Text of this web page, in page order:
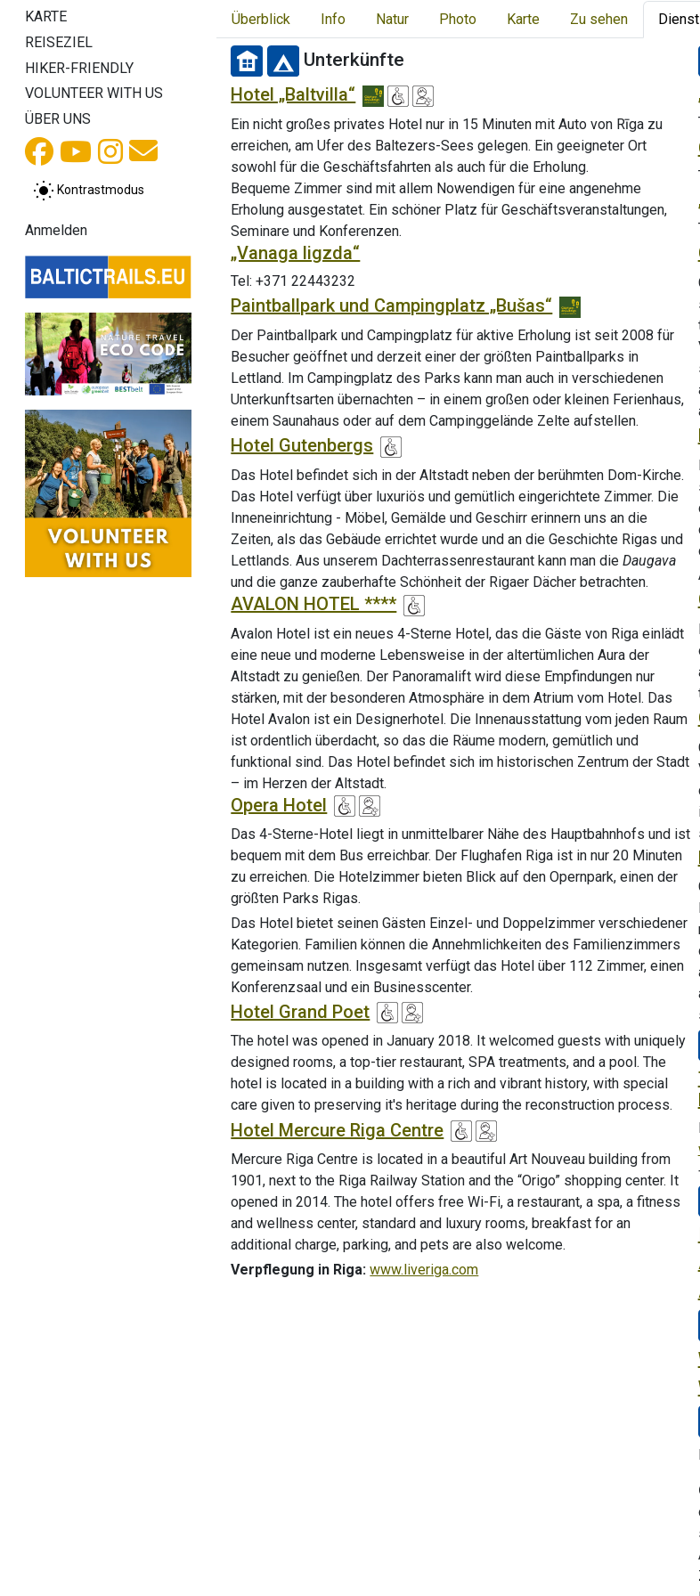
KARTE
REISEZIEL
HIKER-FRIENDLY
VOLUNTEER WITH US
ÜBER UNS
Kontrastmodus
Anmelden
Überblick Info Natur Photo Karte Zu sehen
Unterkünfte
Hotel „Baltvilla“
Ein nicht großes privates Hotel nur in 15 Minuten mit Auto von Rīga zu
erreichen, am Ufer des Baltezers-Sees gelegen. Ein geeigneter Ort
sowohl für die Geschäftsfahrten als auch für die Erholung.
Bequeme Zimmer sind mit allem Nowendigen für eine angenehme
Erholung ausgestatet. Ein schöner Platz für Geschäftsveranstaltungen,
Seminare und Konferenzen.
„Vanaga ligzda“
Tel: +371 22443232
Paintballpark und Campingplatz „Bušas“
Der Paintballpark und Campingplatz für aktive Erholung ist seit 2008 für
Besucher geöffnet und derzeit einer der größten Paintballparks in
Lettland. Im Campingplatz des Parks kann man auch in verschiedenen
Unterkunftsarten übernachten – in einem großen oder kleinen Ferienhaus,
einem Saunahaus oder auf dem Campinggelände Zelte aufstellen.
Hotel Gutenbergs
Das Hotel befindet sich in der Altstadt neben der berühmten Dom-Kirche.
Das Hotel verfügt über luxuriös und gemütlich eingerichtete Zimmer. Die
Inneneinrichtung - Möbel, Gemälde und Geschirr erinnern uns an die
Zeiten, als das Gebäude errichtet wurde und an die Geschichte Rigas und
Lettlands. Aus unserem Dachterrassenrestaurant kann man dieDaugava
und die ganze zauberhafte Schönheit der Rigaer Dächer betrachten.
AVALON HOTEL ****
Avalon Hotel ist ein neues 4-Sterne Hotel, das die Gäste von Riga einlädt
eine neue und moderne Lebensweise in der altertümlichen Aura der
Altstadt zu genießen. Der Panoramalift wird diese Empfindungen nur
stärken, mit der besonderen Atmosphäre in dem Atrium vom Hotel. Das
Hotel Avalon ist ein Designerhotel. Die Innenausstattung vom jeden Raum
ist ordentlich überdacht, so das die Räume modern, gemütlich und
funktional sind. Das Hotel befindet sich im historischen Zentrum der Stadt
– im Herzen der Altstadt.
Opera Hotel
Das 4-Sterne-Hotel liegt in unmittelbarer Nähe des Hauptbahnhofs und ist
bequem mit dem Bus erreichbar. Der Flughafen Riga ist in nur 20 Minuten
zu erreichen. Die Hotelzimmer bieten Blick auf den Opernpark, einen der
größten Parks Rigas.
Das Hotel bietet seinen Gästen Einzel- und Doppelzimmer verschiedener
Kategorien. Familien können die Annehmlichkeiten des Familienzimmers
gemeinsam nutzen. Insgesamt verfügt das Hotel über 112 Zimmer, einen
Konferenzsaal und ein Businesscenter.
Hotel Grand Poet
The hotel was opened in January 2018. It welcomed guests with uniquely
designed rooms, a top-tier restaurant, SPA treatments, and a pool. The
hotel is located in a building with a rich and vibrant history, with special
care given to preserving it's heritage during the reconstruction process.
Hotel Mercure Riga Centre
Mercure Riga Centre is located in a beautiful Art Nouveau building from
1901, next to the Riga Railway Station and the “Origo” shopping center. It
opened in 2014. The hotel offers free Wi-Fi, a restaurant, a spa, a fitness
and wellness center, standard and luxury rooms, breakfast for an
additional charge, parking, and pets are also welcome.
Verpflegung in Riga: www.liveriga.com